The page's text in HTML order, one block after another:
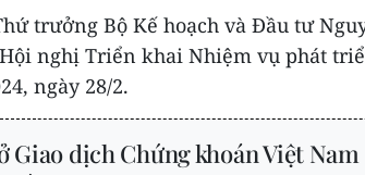
trưởng Bộ Kế hoạch và Đầu tư
nghị Triển khai Nhiệm vụ phát
ngày 28/2.
Giao dịch Chứng khoán Việt Nam